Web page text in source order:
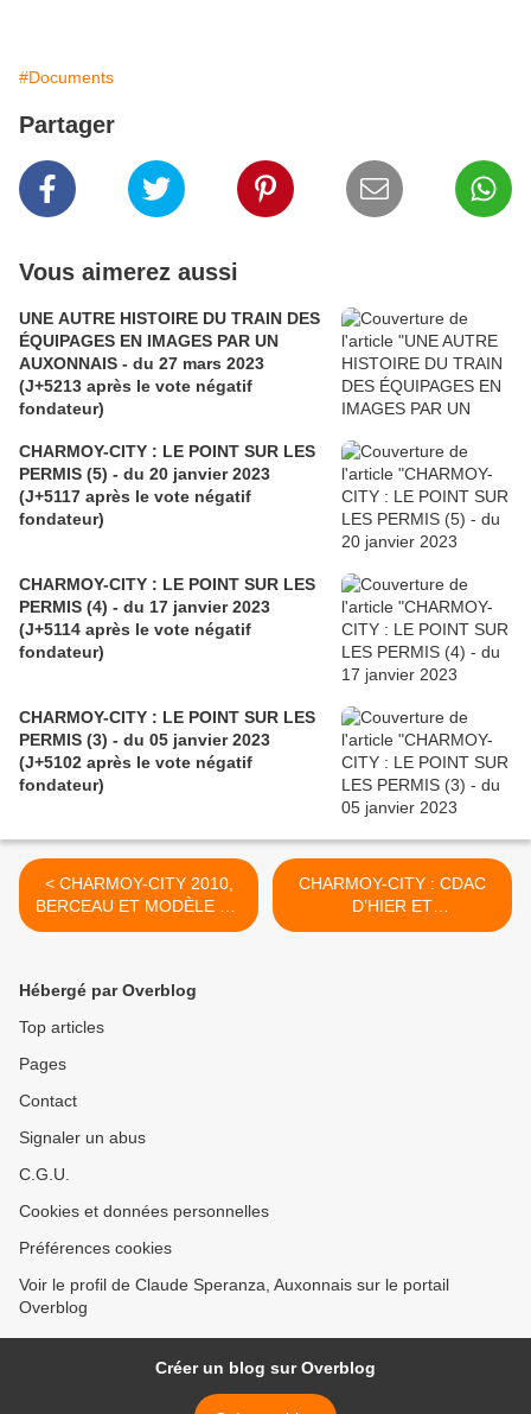
#Documents
Partager
Vous aimerez aussi
UNE AUTRE HISTOIRE DU TRAIN DES
ÉQUIPAGES EN IMAGES PAR UN
AUXONNAIS - du 27 mars 2023
(J+5213 après le vote négatif
fondateur)
CHARMOY-CITY : LE POINT SUR LES
PERMIS (5) - du 20 janvier 2023
(J+5117 après le vote négatif
fondateur)
CHARMOY-CITY : LE POINT SUR LES
PERMIS (4) - du 17 janvier 2023
(J+5114 après le vote négatif
fondateur)
CHARMOY-CITY : LE POINT SUR LES
PERMIS (3) - du 05 janvier 2023
(J+5102 après le vote négatif
fondateur)
< CHARMOY-CITY 2010,
BERCEAU ET MODÈLE DU
VOTE D’INITIATIVE
3653 après le vote négatif
CHARMOY-CITY : CDAC
D’HIER ET
D’AUJOURD’HUI - du 21
Hébergé par Overblog
Top articles
Pages
Contact
Signaler un abus
C.G.U.
Cookies et données personnelles
Préférences cookies
Voir le profil de Claude Speranza, Auxonnais sur le portail
Overblog
Créer un blog sur Overblog